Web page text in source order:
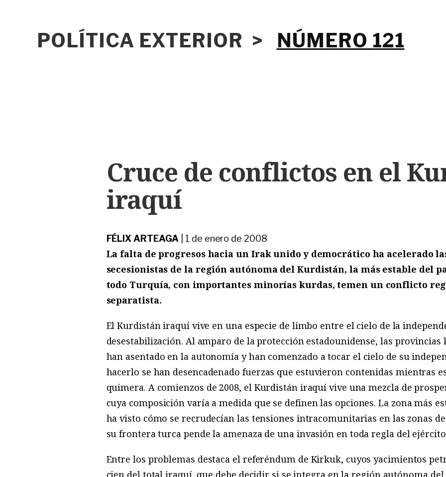
POLÍTICA EXTERIOR > NÚMERO 121
Cruce de conflictos en el
iraquí
FÉLIX ARTEAGA 1 de enero de 2008
La falta de progresos hacia un Irak unido y democrático ha acelerado
secesionistas de la región autónoma del Kurdistán, la más estable del
todo Turquía, con importantes minorías kurdas, temen un conflicto
separatista.
El Kurdistán iraquí vive en una especie de limbo entre el cielo de la
desestabilización. Al amparo de la protección estadounidense, las
han asentado en la autonomía y han comenzado a tocar el cielo de su
hacerlo se han desencadenado fuerzas que estuvieron contenidas mientras
quimera. A comienzos de 2008, el Kurdistán iraquí vive una mezcla de
cuya composición varía a medida que se definen las opciones. La zona más
ha visto cómo se recrudecían las tensiones intracomunitarias en las zonas
su frontera turca pende la amenaza de una invasión en toda regla del
Entre los problemas destaca el referéndum de Kirkuk, cuyos yacimientos